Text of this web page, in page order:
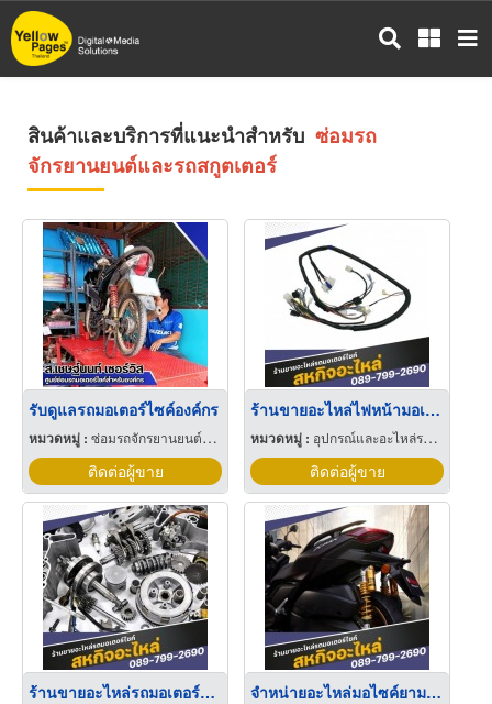
ข้าม
ไป
สินค้าและบริการที่แนะนำสำหรับ ซ่อมรถ
จักรยานยนต์และรถสกูตเตอร์
รับดูแลรถมอเตอร์ไซค์องค์กร
หมวดหมู่ : ซ่อมรถจักรยานยนต์และรถสกูตเตอร์
ติดต่อผู้ขาย
ร้านขายอะไหล่ไฟหน้ามอเตอร์ไซค์
หมวดหมู่ : อุปกรณ์และอะไหล่รถจักรยานยนต์และรถสกูตเตอร์
ติดต่อผู้ขาย
ร้านขายอะไหล่รถมอเตอร์ไซค์ใกล้ฉัน จำหน่ายอะไหล่มอไซค์ยามาฮ่า